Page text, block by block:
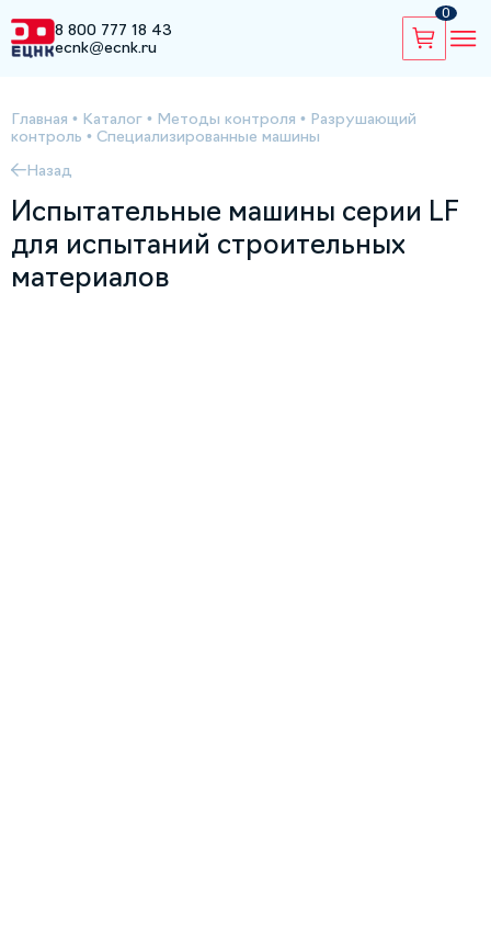
8 800 777 18 43
ecnk@ecnk.ru
0
Главная • Каталог • Методы контроля • Разрушающий
контроль • Специализированные машины
Назад
Испытательные машины серии LF
для испытаний строительных
материалов